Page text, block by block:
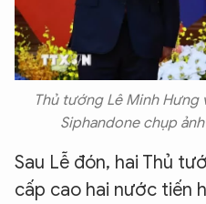
Thủ tướng Lê Minh Hưng
Siphandone chụp
Sau Lễ đón, hai Thủ
cấp cao hai nước tiến